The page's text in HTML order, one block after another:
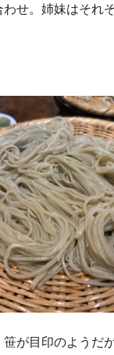
せ。姉妹はそれ
笹が目印のようだ